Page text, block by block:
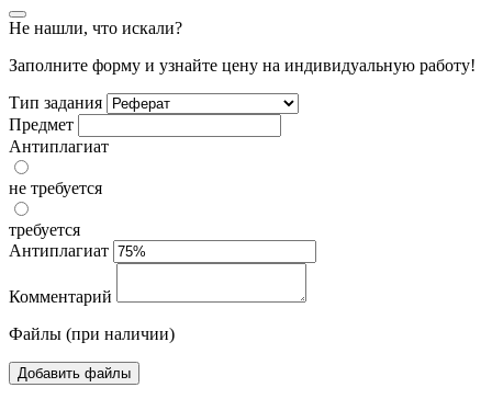
Не нашли, что искали?
Заполните форму и узнайте цену на индивидуальную работу!
Тип задания
Предмет
Антиплагиат
не требуется
требуется
Антиплагиат
Комментарий
Файлы (при наличии)
Добавить файлы